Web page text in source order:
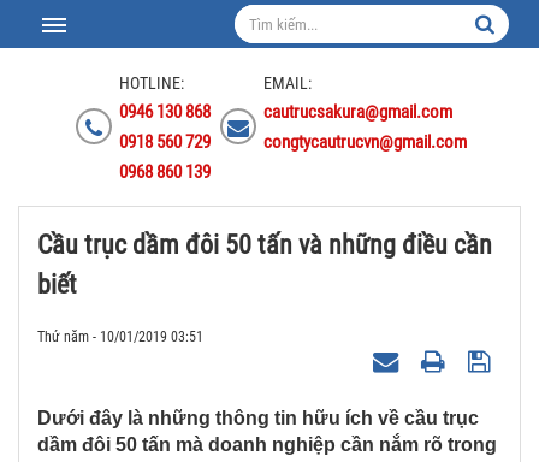
HOTLINE:
0946 130 868
0918 560 729
0968 860 139
EMAIL:
cautrucsakura@gmail.com
congtycautrucvn@gmail.com
Cầu trục dầm đôi 50 tấn và những điều cần
biết
Thứ năm - 10/01/2019 03:51
Dưới đây là những thông tin hữu ích về cầu trục
dầm đôi 50 tấn mà doanh nghiệp cần nắm rõ trong